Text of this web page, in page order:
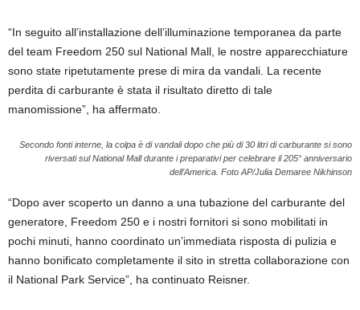
“In seguito all’installazione dell’illuminazione temporanea da parte
del team Freedom 250 sul National Mall, le nostre apparecchiature
sono state ripetutamente prese di mira da vandali. La recente
perdita di carburante è stata il risultato diretto di tale
manomissione”, ha affermato.
Secondo fonti interne, la colpa è di vandali dopo che più di 30 litri di carburante si sono
riversati sul National Mall durante i preparativi per celebrare il 205° anniversario
dell’America. Foto AP/Julia Demaree Nikhinson
“Dopo aver scoperto un danno a una tubazione del carburante del
generatore, Freedom 250 e i nostri fornitori si sono mobilitati in
pochi minuti, hanno coordinato un’immediata risposta di pulizia e
hanno bonificato completamente il sito in stretta collaborazione con
il National Park Service”, ha continuato Reisner.